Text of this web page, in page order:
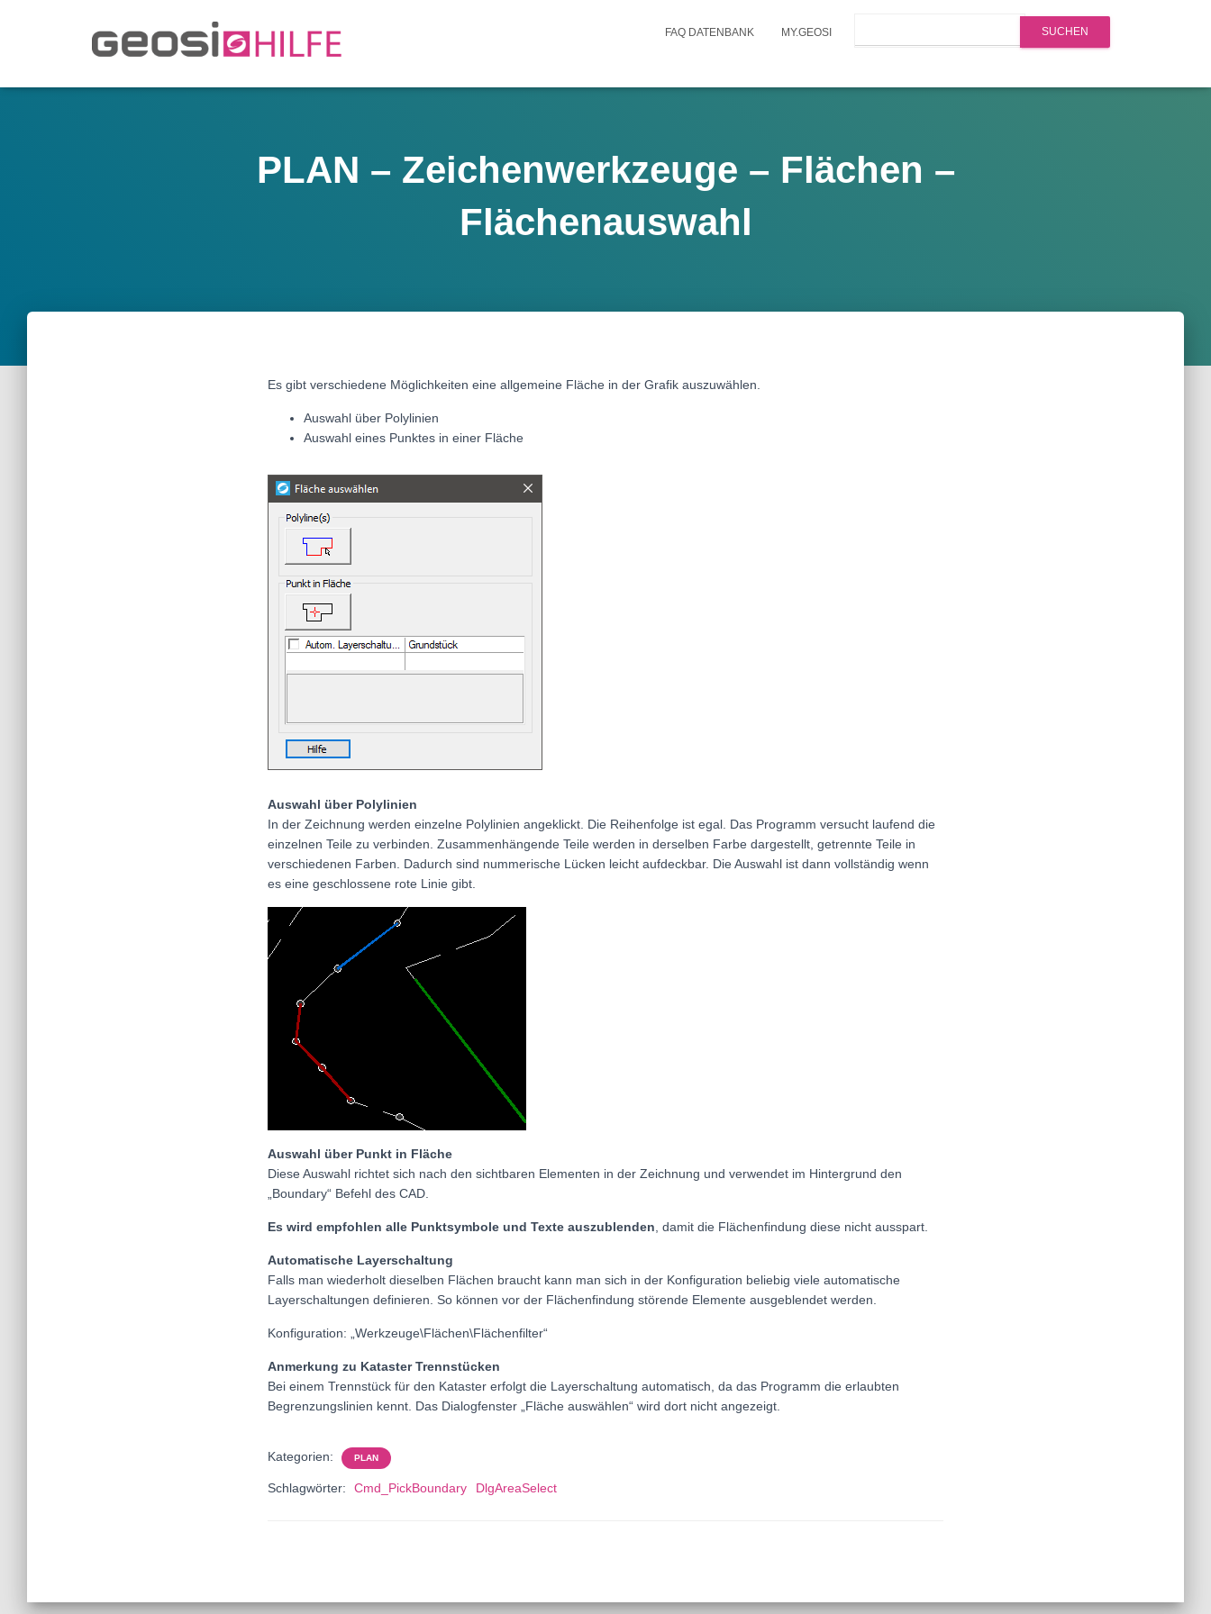
FAQ DATENBANK MY.GEOSI
PLAN – Zeichenwerkzeuge – Flächen –
Flächenauswahl
Es gibt verschiedene Möglichkeiten eine allgemeine Fläche in der Grafik auszuwählen.
Auswahl über Polylinien
Auswahl eines Punktes in einer Fläche
Auswahl über Polylinien
In der Zeichnung werden einzelne Polylinien angeklickt. Die Reihenfolge ist egal. Das Programm versucht laufend die
einzelnen Teile zu verbinden. Zusammenhängende Teile werden in derselben Farbe dargestellt, getrennte Teile in
verschiedenen Farben. Dadurch sind nummerische Lücken leicht aufdeckbar. Die Auswahl ist dann vollständig wenn
es eine geschlossene rote Linie gibt.
Auswahl über Punkt in Fläche
Diese Auswahl richtet sich nach den sichtbaren Elementen in der Zeichnung und verwendet im Hintergrund den
„Boundary“ Befehl des CAD.
Es wird empfohlen alle Punktsymbole und Texte auszublenden , damit die Flächenfindung diese nicht ausspart.
Automatische Layerschaltung
Falls man wiederholt dieselben Flächen braucht kann man sich in der Konfiguration beliebig viele automatische
Layerschaltungen definieren. So können vor der Flächenfindung störende Elemente ausgeblendet werden.
Konfiguration: „Werkzeuge\Flächen\Flächenfilter“
Anmerkung zu Kataster Trennstücken
Bei einem Trennstück für den Kataster erfolgt die Layerschaltung automatisch, da das Programm die erlaubten
Begrenzungslinien kennt. Das Dialogfenster „Fläche auswählen“ wird dort nicht angezeigt.
Kategorien: PLAN
Schlagwörter: Cmd_PickBoundary DlgAreaSelect